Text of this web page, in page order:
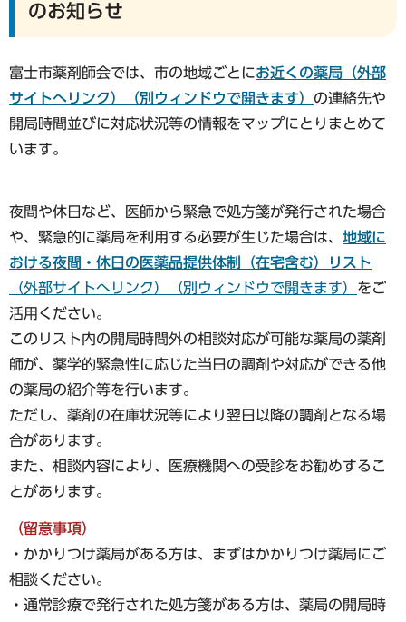
のお知らせ
富士市薬剤師会では、市の地域ごとにお近くの薬局（外部
サイトへリンク）（別ウィンドウで開きます） の連絡先や
開局時間並びに対応状況等の情報をマップにとりまとめて
います。
夜間や休日など、医師から緊急で処方箋が発行された場合
や、緊急的に薬局を利用する必要が生じた場合は、 地域に
おける夜間・休日の医薬品提供体制（在宅含む）リスト
（外部サイトへリンク）（別ウィンドウで開きます） をご
活用ください。
このリスト内の開局時間外の相談対応が可能な薬局の薬剤
師が、薬学的緊急性に応じた当日の調剤や対応ができる他
の薬局の紹介等を行います。
ただし、薬剤の在庫状況等により翌日以降の調剤となる場
合があります。
また、相談内容により、医療機関への受診をお勧めするこ
とがあります。
（留意事項）
・かかりつけ薬局がある方は、まずはかかりつけ薬局にご
相談ください。
・通常診療で発行された処方箋がある方は、薬局の開局時